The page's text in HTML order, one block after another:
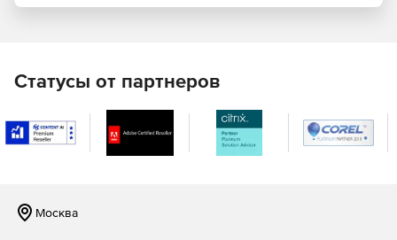
(действует с момента установки), который
спискам, что позволяет как исключать из проверки
определенные адреса, так и увеличивать ее
эффективность.
Статусы от партнеров
Москва